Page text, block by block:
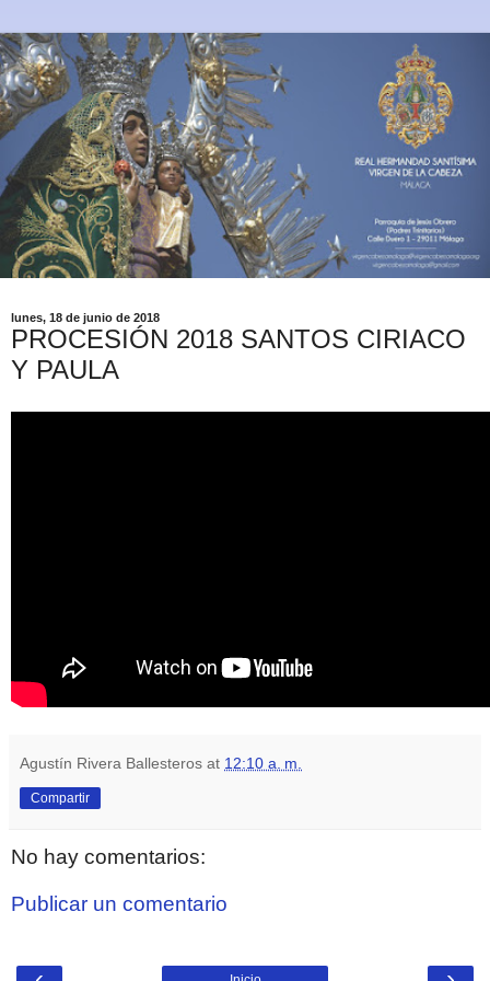
lunes, 18 de junio de 2018
PROCESIÓN 2018 SANTOS CIRIACO
Y PAULA
Agustín Rivera Ballesteros at 12:10 a. m.
Compartir
No hay comentarios:
Publicar un comentario